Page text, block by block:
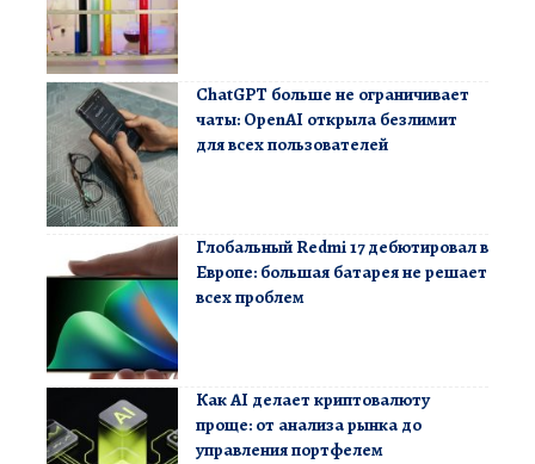
ChatGPT больше не ограничивает
чаты: OpenAI открыла безлимит
для всех пользователей
Глобальный Redmi 17 дебютировал в
Европе: большая батарея не решает
всех проблем
Как AI делает криптовалюту
проще: от анализа рынка до
управления портфелем